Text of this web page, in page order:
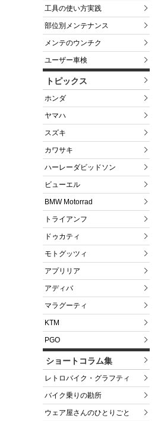
工具の使い方実践
部位別メンテナンス
メンテのウンチク
ユーザー車検
トピックス
ホンダ
ヤマハ
スズキ
カワサキ
ハーレーダビッドソン
ビューエル
BMW Motorrad
トライアンフ
ドゥカティ
モトグッツィ
アプリリア
アディバ
マラグーティ
KTM
PGO
ショートコラム集
レトロバイク・グラフティ
バイク乗りの勘所
ウェア屋さんのひとりごと